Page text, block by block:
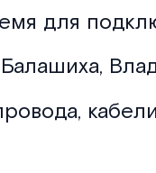
для